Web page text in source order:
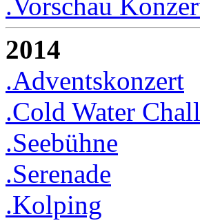
2014
.Adventskonzert
.Cold Water
.Seebühne
.Serenade
.Kolping